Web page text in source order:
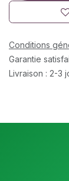
Conditions
Garantie
Livraison : 2-3